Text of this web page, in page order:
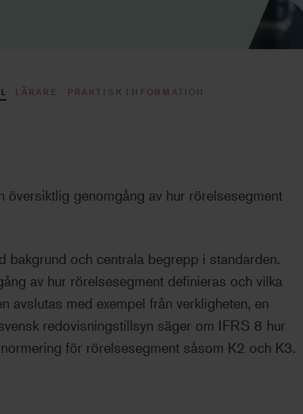
LÄRARE PRAKTISK INFORMATION
översiktlig genomgång av hur rörelsesegment
bakgrund och centrala begrepp i standarden.
av hur rörelsesegment definieras och vilka
avslutas med exempel från verkligheten, en
redovisningstillsyn säger om IFRS 8 hur
för rörelsesegment såsom K2 och K3.